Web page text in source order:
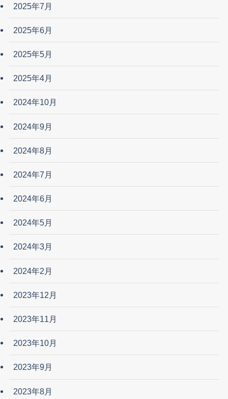
2025年7月
2025年6月
2025年5月
2025年4月
2024年10月
2024年9月
2024年8月
2024年7月
2024年6月
2024年5月
2024年3月
2024年2月
2023年12月
2023年11月
2023年10月
2023年9月
2023年8月